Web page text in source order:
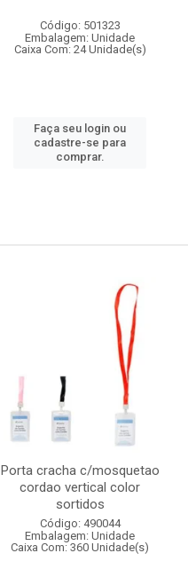
Código: 501323
Embalagem: Unidade
Caixa Com: 24 Unidade(s)
Faça seu login ou
cadastre-se para
comprar.
Porta cracha c/mosquetao
cordao vertical color
sortidos
Código: 490044
Embalagem: Unidade
Caixa Com: 360 Unidade(s)